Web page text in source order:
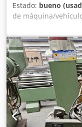
Estado: bueno
de máquina/
Cjdpfx Anowzu A
electrohidráulicos
hoja de sierra: 400
90° redondo:
cuadrado: aprox.
tornillo de banco:
regulables -
inglete - Motor
Accionamiento: 380
550 x AL 1270 x P